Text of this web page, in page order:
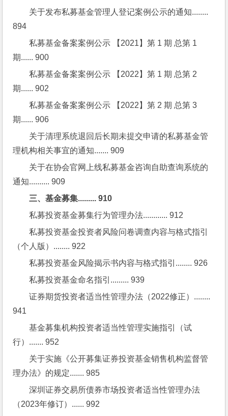
关于发布私募基金管理人登记案例公示的通知........
894
私募基金备案案例公示 【2021】第 1 期 总第 1
期...... 900
私募基金备案案例公示 【2022】第 1 期 总第 2
期...... 902
私募基金备案案例公示 【2022】第 2 期 总第 3
期...... 906
关于清理系统退回后长期未提交申请的私募基金管
理机构相关事宜的通知....... 909
关于在协会官网上线私募基金咨询自助查询系统的
通知.......... 909
三、基金募集......... 910
私募投资基金募集行为管理办法............ 912
私募投资基金投资者风险问卷调查内容与格式指引
（个人版）........ 922
私募投资基金风险揭示书内容与格式指引........ 926
私募投资基金命名指引......... 939
证券期货投资者适当性管理办法（2022修正）........
941
基金募集机构投资者适当性管理实施指引（试
行）....... 952
关于实施《公开募集证券投资基金销售机构监督管
理办法》的规定....... 985
深圳证券交易所债券市场投资者适当性管理办法
（2023年修订）...... 992